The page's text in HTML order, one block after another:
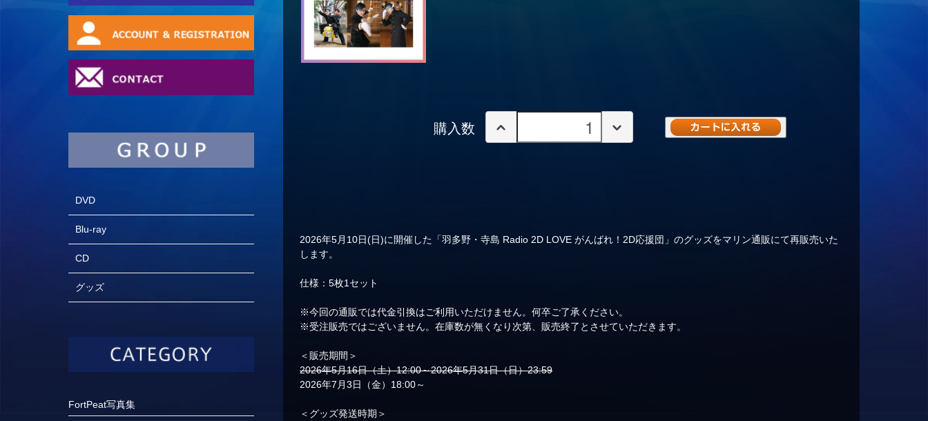
購入数
2026年5月10日(日)に開催した「羽多野・寺島 Radio 2D LOVE がんばれ！2D応援団」のグッズをマリン通販にて再販売いた
します。
仕様：5枚1セット
※今回の通販では代金引換はご利用いただけません。何卒ご了承ください。
※受注販売ではございません。在庫数が無くなり次第、販売終了とさせていただきます。
＜販売期間＞
2026年5月16日（土）12:00～2026年5月31日（日）23:59
2026年7月3日（金）18:00～
＜グッズ発送時期＞
DVD
Blu-ray
CD
グッズ
FortPeat写真集